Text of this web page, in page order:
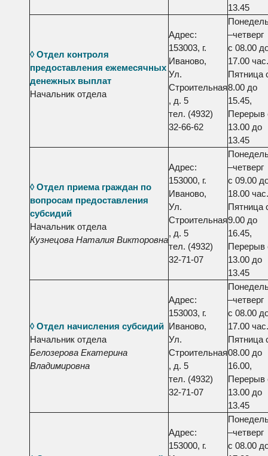
13.45
◊ Отдел контроля
предоставления ежемесячных
денежных выплат
Начальник отдела
Адрес:
153003, г.
Иваново,
Ул.
Строительная
, д. 5
тел. (4932)
32-66-62
–четверг
с 08.00
17.00
Пятница
8.00 до
15.45,
Перерыв
13.00 до
13.45
◊ Отдел приема граждан по
вопросам предоставления
субсидий
Начальник отдела
Кузнецова Наталия Викторовна
Адрес:
153000, г.
Иваново,
Ул.
Строительная
, д. 5
тел. (4932)
32-71-07
–четверг
с 09.00
18.00
Пятница
9.00 до
16.45,
Перерыв
13.00 до
13.45
◊ Отдел начисления субсидий
Начальник отдела
Белозерова Екатерина
Владимировна
Адрес:
153003, г.
Иваново,
Ул.
Строительная
, д. 5
тел. (4932)
32-71-07
–четверг
с 08.00
17.00
Пятница
08.00 до
16.00,
Перерыв
13.00 до
13.45
Адрес:
153000, г.
–четверг
с 08.00